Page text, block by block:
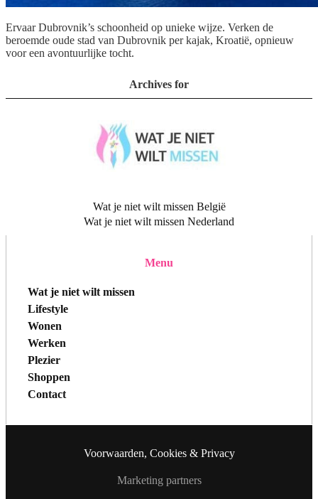
Ervaar Dubrovnik’s schoonheid op unieke wijze. Verken de
beroemde oude stad van Dubrovnik per kajak, Kroatië, opnieuw
voor een avontuurlijke tocht.
Archives for
Wat je niet wilt missen België
Wat je niet wilt missen Nederland
Menu
Wat je niet wilt missen
Lifestyle
Wonen
Werken
Plezier
Shoppen
Contact
Voorwaarden, Cookies & Privacy
Marketing partners